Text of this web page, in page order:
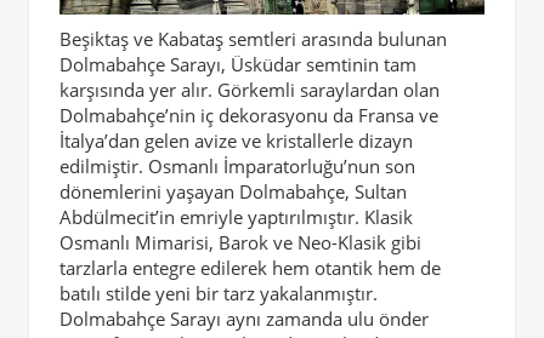
Beşiktaş ve Kabataş semtleri arasında bulunan
Dolmabahçe Sarayı, Üsküdar semtinin tam
karşısında yer alır. Görkemli saraylardan olan
Dolmabahçe’nin iç dekorasyonu da Fransa ve
İtalya’dan gelen avize ve kristallerle dizayn
edilmiştir. Osmanlı İmparatorluğu’nun son
dönemlerini yaşayan Dolmabahçe, Sultan
Abdülmecit’in emriyle yaptırılmıştır. Klasik
Osmanlı Mimarisi, Barok ve Neo-Klasik gibi
tarzlarla entegre edilerek hem otantik hem de
batılı stilde yeni bir tarz yakalanmıştır.
Dolmabahçe Sarayı aynı zamanda ulu önder